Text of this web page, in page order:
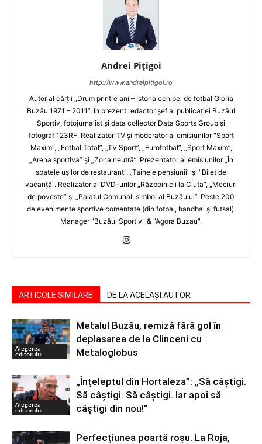
Andrei Pițigoi
http://www.andreipitigoi.ro
Autor al cărţii „Drum printre ani – Istoria echipei de fotbal Gloria
Buzău 1971 – 2011”. În prezent redactor şef al publicaţiei Buzăul
Sportiv, fotojurnalist şi data collector Data Sports Group şi
fotograf 123RF. Realizator TV şi moderator al emisiunilor "Sport
Maxim", „Fotbal Total”, „TV Sport”, „Eurofotbal”, „Sport Maxim”,
„Arena sportivă” şi „Zona neutră”. Prezentator al emisiunilor „În
spatele uşilor de restaurant”, „Tainele pensiunii” şi "Bilet de
vacanţă". Realizator al DVD-urilor „Războinicii la Ciuta”, „Meciuri
de poveste” şi „Palatul Comunal, simbol al Buzăului”. Peste 200
de evenimente sportive comentate (din fotbal, handbal şi futsal).
Manager "Buzăul Sportiv" & "Agora Buzau".
ARTICOLE SIMILARE DE LA ACELAȘI AUTOR
Alegerea
editorului
Metalul Buzău, remiză fără gol în
deplasarea de la Clinceni cu
Metaloglobus
Alegerea
editorului
„Înțeleptul din Hortaleza”: „Să câștigi.
Să câștigi. Să câștigi. Iar apoi să
câștigi din nou!”
Perfecțiunea poartă roșu. La Roja,